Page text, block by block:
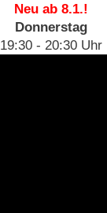
Neu ab 8.1.!
Donnerstag
19:30 - 20:30 Uhr